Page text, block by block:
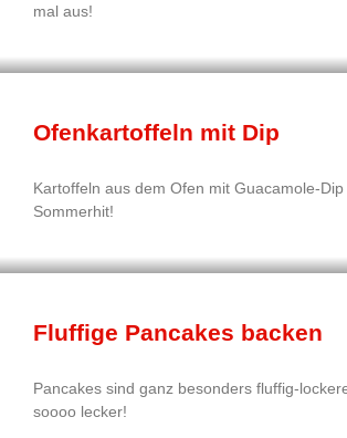
mal aus!
Ofenkartoffeln mit Dip
Kartoffeln aus dem Ofen mit Guacamole-
Sommerhit!
Fluffige Pancakes backen
Pancakes sind ganz besonders fluffig-
soooo lecker!